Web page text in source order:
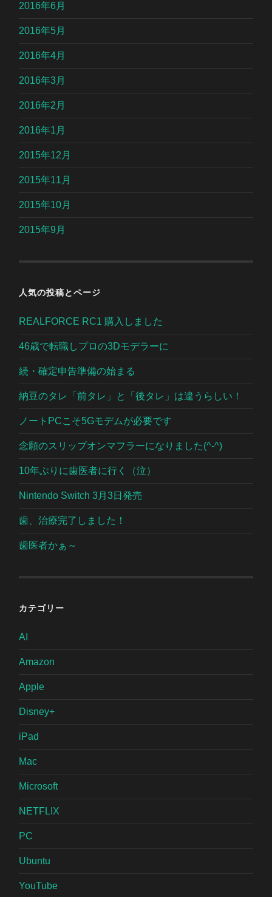
2016年6月
2016年5月
2016年4月
2016年3月
2016年2月
2016年1月
2015年12月
2015年11月
2015年10月
2015年9月
人気の投稿とページ
REALFORCE RC1 購入しました
46歳で転職しプロの3Dモデラーに
続・確定申告準備の始まる
納豆のタレ「前タレ」と「後タレ」は違うらしい！
ノートPCこそ5Gモデムが必要です
念願のスリップオンマフラーになりました(^-^)
10年ぶりに歯医者に行く（泣）
Nintendo Switch 3月3日発売
歯、治療完了しました！
歯医者かぁ～
カテゴリー
AI
Amazon
Apple
Disney+
iPad
Mac
Microsoft
NETFLIX
PC
Ubuntu
YouTube